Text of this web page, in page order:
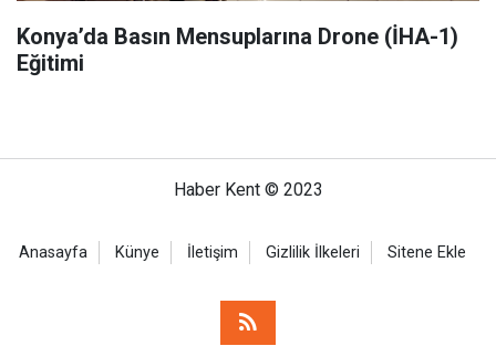
Konya’da Basın Mensuplarına Drone (İHA-1)
Eğitimi
Haber Kent © 2023
Anasayfa Künye İletişim Gizlilik İlkeleri Sitene Ekle